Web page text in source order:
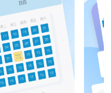
，哪天没有记录信
在软件进行记载。
重要的日子。